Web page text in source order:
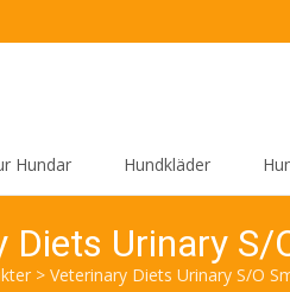
Hundar Hundkläder
Diets Urinary
> Veterinary Diets Urinary S/O